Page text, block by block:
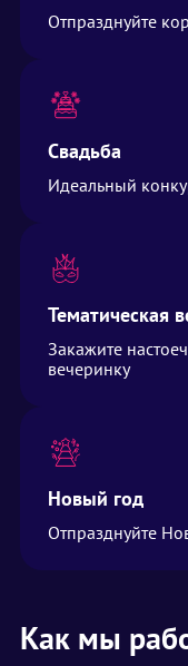
Отпразднуйте
Свадьба
Идеальный
Тематическая
Закажите
вечеринку
Новый год
Отпразднуйте
Как мы